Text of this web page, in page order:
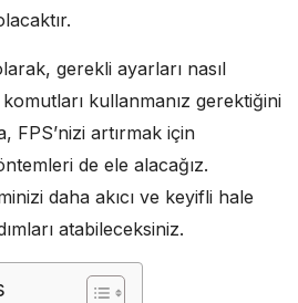
gerekli ayarları nasıl
komutları kullanmanız gerektiğini
FPS’nizi artırmak için
de ele alacağız.
daha akıcı ve keyifli hale
atabileceksiniz.